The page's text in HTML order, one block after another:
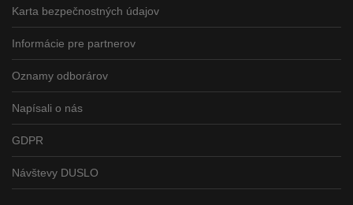
Karta bezpečnostných údajov
Informácie pre partnerov
Oznamy odborárov
Napísali o nás
GDPR
Návštevy DUSLO